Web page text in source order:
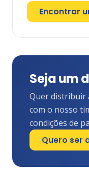
Encontrar
Seja um
Quer distribuir
com o nosso
condições de
Quero ser